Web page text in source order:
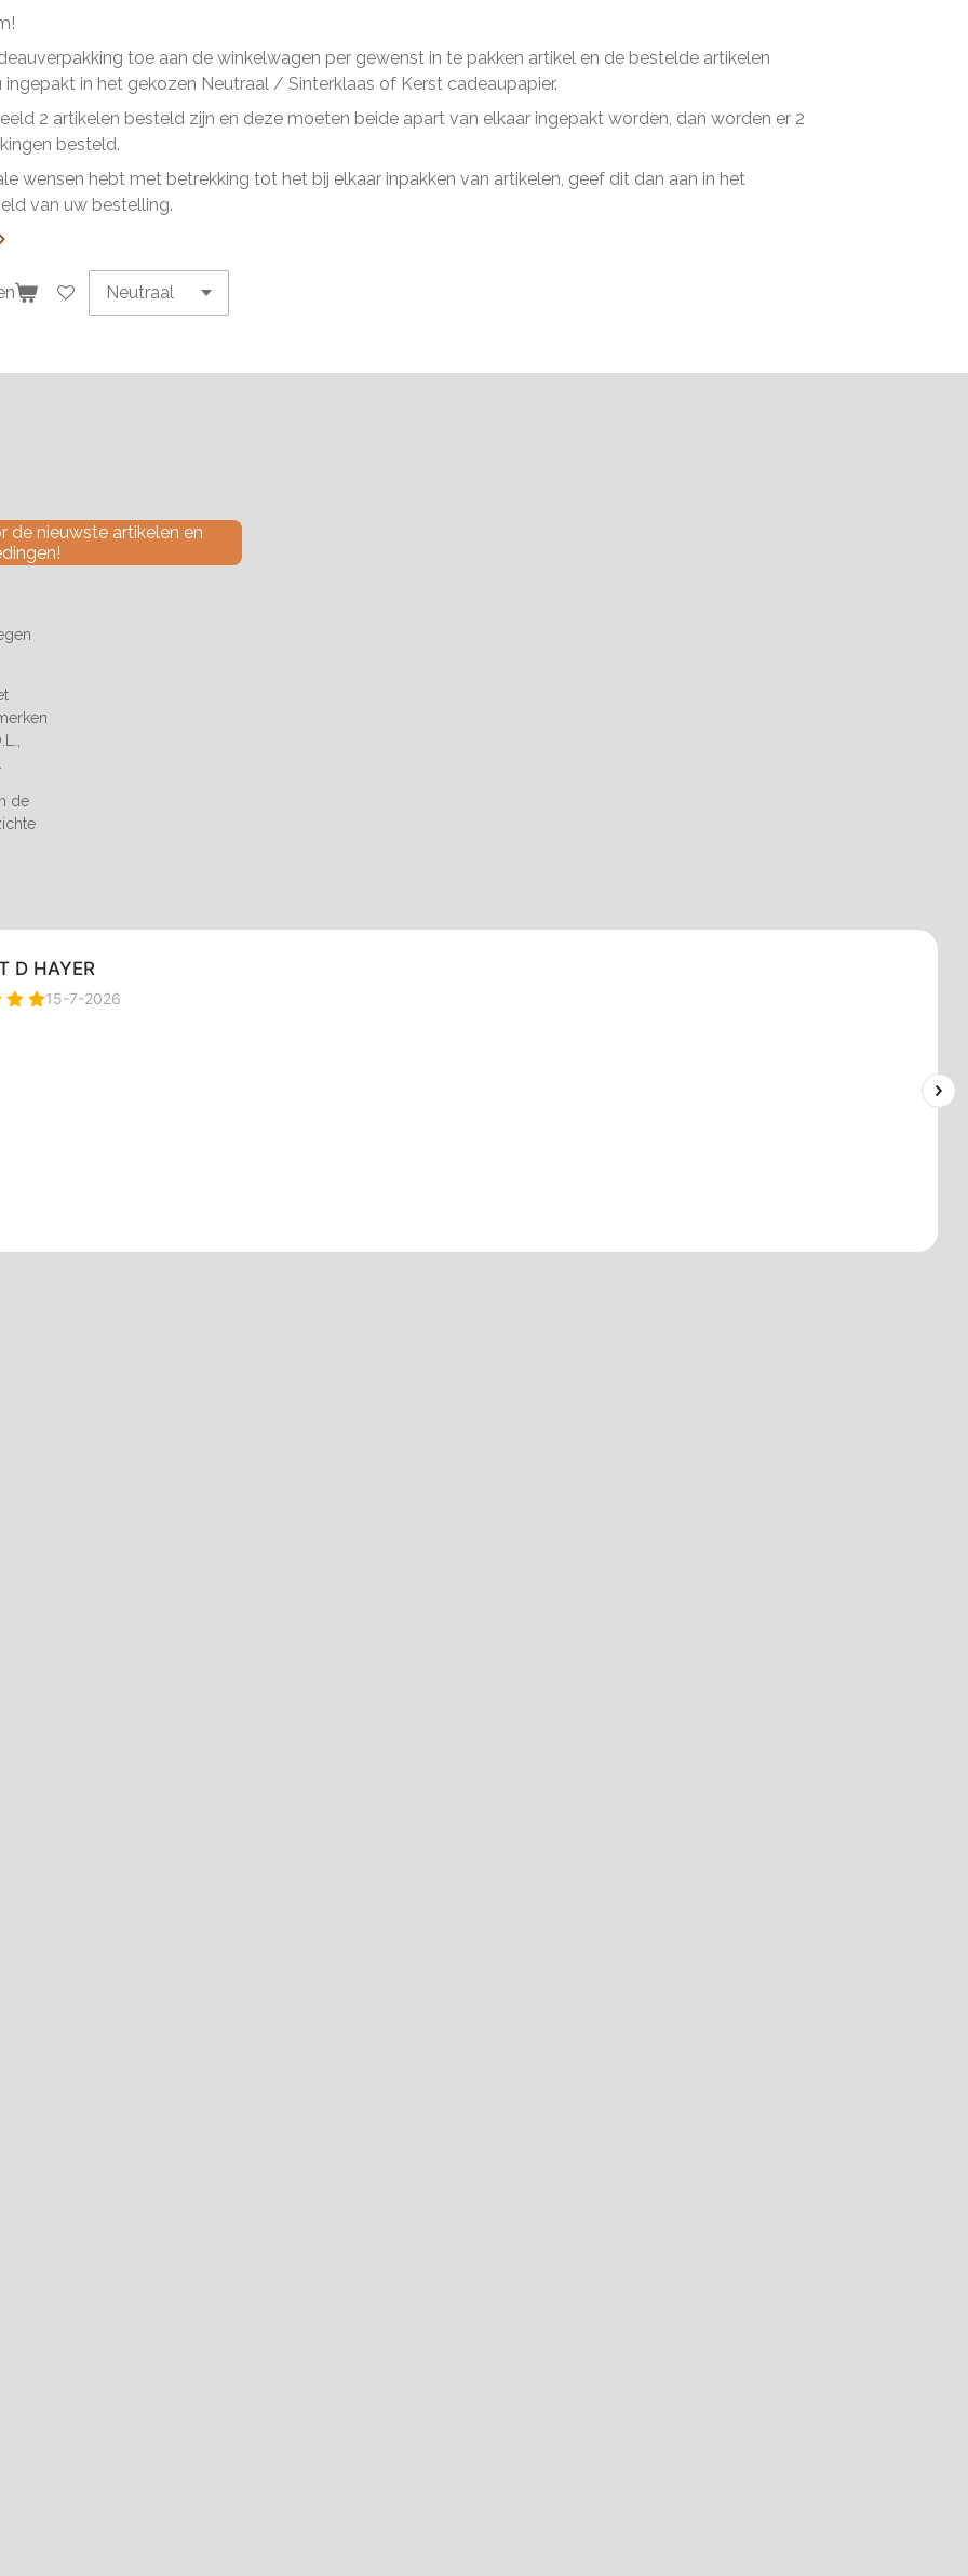
toe aan de winkelwagen per gewenst in te pakken artikel en de bestelde artikelen
in het gekozen Neutraal / Sinterklaas of Kerst cadeaupapier.
2 artikelen besteld zijn en deze moeten beide apart van elkaar ingepakt worden, dan worden er 2
besteld.
wensen hebt met betrekking tot het bij elkaar inpakken van artikelen, geef dit dan aan in het
van uw bestelling.
de nieuwste artikelen en
de